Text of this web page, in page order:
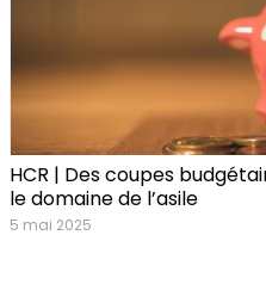
HCR | Des coupes
le domaine de l’asile
5 mai 2025